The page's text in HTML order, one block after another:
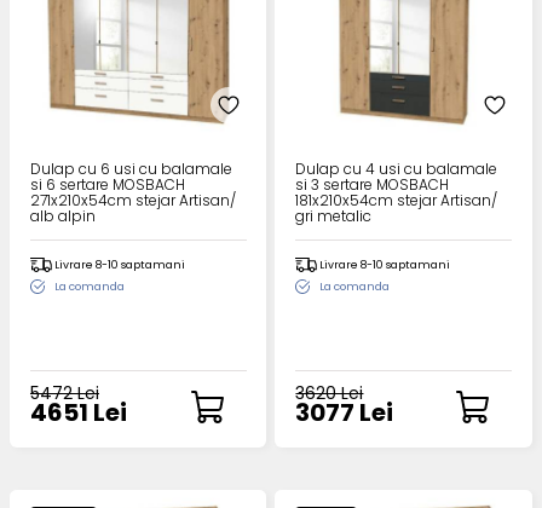
Dulap cu 6 usi cu balamale
si 6 sertare MOSBACH
271x210x54cm stejar Artisan/
alb alpin
Livrare 8-10 saptamani
La comanda
5472 Lei
4651 Lei
Dulap cu 4 usi cu balamale
si 3 sertare MOSBACH
181x210x54cm stejar Artisan/
gri metalic
Livrare 8-10 saptamani
La comanda
3620 Lei
3077 Lei